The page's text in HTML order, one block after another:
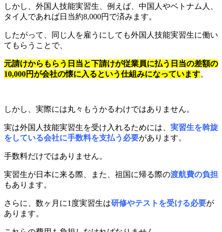
しかし、外国人技能実習生、例えば、中国人やベトナム人、
タイ人であれば日当約8,000円で済みます。
したがって、同じ人を雇うにしても外国人技能実習生に働い
てもらうことで、
元請けからもらう日当と下請けが従業員に払う日当の差額の
10,000円が会社の懐に入るという仕組みになっています。
しかし、実際には丸々もうかるわけではありません。
実は外国人技能実習生を受け入れるためには、 実習生を斡旋
をしている会社に手数料を支払う必要があります。
手数料だけではありません。
実習生が日本に来る際、また、祖国に帰る際の渡航費の負担
もあります。
さらに、数ヶ月に1度実習生は研修やテストを受ける必要が
あります。